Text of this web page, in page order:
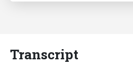
Transcript